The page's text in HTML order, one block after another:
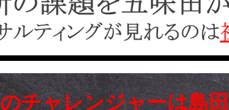
チャレンジャーは島